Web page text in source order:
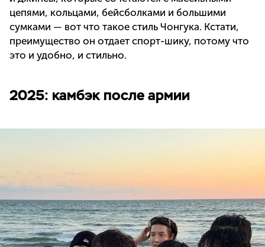
цепями, кольцами, бейсболками и большими
сумками — вот что такое стиль Чонгука. Кстати,
преимущество он отдает спорт-шику, потому что
это и удобно, и стильно.
2025: камбэк после армии